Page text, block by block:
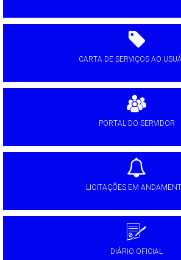
CARTA DE SERVIÇOS AO
PORTAL DO SERVIDOR
LICITAÇÕES EM
DIÁRIO OFICIAL